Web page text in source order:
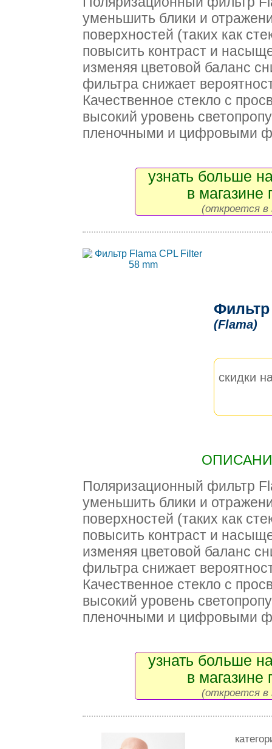
уменьшить блики и
поверхностей (таких как
повысить контраст и
изменяя цветовой баланс
фильтра снижает
Качественное стекло с
высокий уровень
пленочными и цифровыми
узнать больше
в магазине
(откроется в
Фильтр
(Flama)
скидки
Поляризационный фильтр
уменьшить блики и
поверхностей (таких как
повысить контраст и
изменяя цветовой баланс
фильтра снижает
Качественное стекло с
высокий уровень
пленочными и цифровыми
узнать больше
в магазине
(откроется в